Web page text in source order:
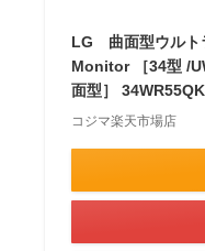
LG 曲面型ウルト
Monitor ［34型 /
面型］
コジマ楽天市場店